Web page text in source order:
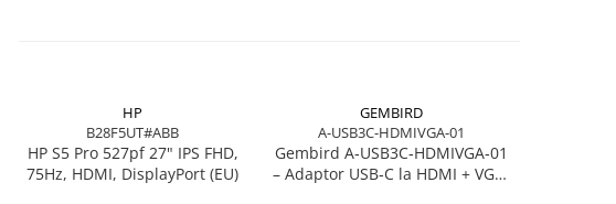
HP
B28F5UT#ABB
HP S5 Pro 527pf 27" IPS FHD,
75Hz, HDMI, DisplayPort (EU)
GEMBIRD
A-USB3C-HDMIVGA-01
Gembird A‑USB3C‑HDMIVGA‑01
– Adaptor USB‑C la HDMI + VGA,